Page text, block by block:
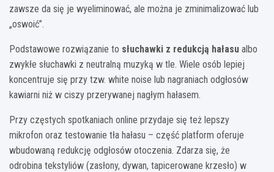
zawsze da się je wyeliminować, ale można je zminimalizować lub
„oswoić”.
Podstawowe rozwiązanie to słuchawki z redukcją hałasu albo
zwykłe słuchawki z neutralną muzyką w tle. Wiele osób lepiej
koncentruje się przy tzw. white noise lub nagraniach odgłosów
kawiarni niż w ciszy przerywanej nagłym hałasem.
Przy częstych spotkaniach online przydaje się też lepszy
mikrofon oraz testowanie tła hałasu – część platform oferuje
wbudowaną redukcję odgłosów otoczenia. Zdarza się, że
odrobina tekstyliów (zasłony, dywan, tapicerowane krzesło) w